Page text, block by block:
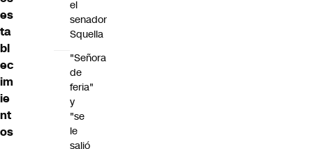
es
ta
bl
ec
im
ie
nt
os
el
senador
Squella
"Señora
de
feria"
y
"se
le
salió